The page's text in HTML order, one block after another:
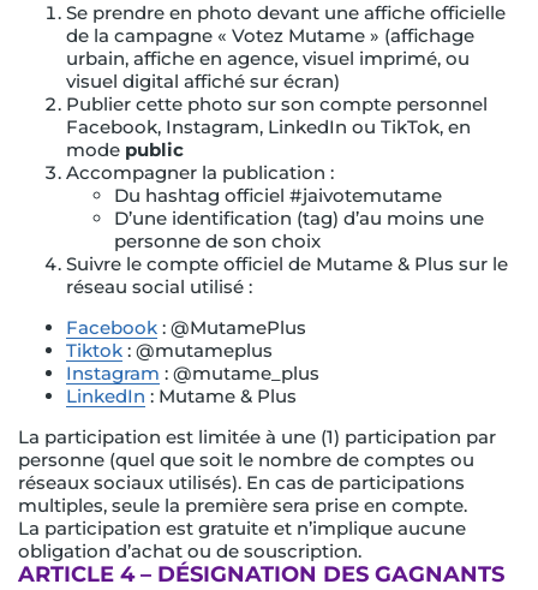
Se prendre en photo devant une affiche officielle
de la campagne « Votez Mutame » (affichage
urbain, affiche en agence, visuel imprimé, ou
visuel digital affiché sur écran)
Publier cette photo sur son compte personnel
Facebook, Instagram, LinkedIn ou TikTok, en
mode public
Accompagner la publication :
Du hashtag officiel #jaivotemutame
D’une identification (tag) d’au moins une
personne de son choix
Suivre le compte officiel de Mutame & Plus sur le
réseau social utilisé :
Facebook : @MutamePlus
Tiktok : @mutameplus
Instagram : @mutame_plus
LinkedIn : Mutame & Plus
La participation est limitée à une (1) participation par
personne (quel que soit le nombre de comptes ou
réseaux sociaux utilisés). En cas de participations
multiples, seule la première sera prise en compte.
La participation est gratuite et n’implique aucune
obligation d’achat ou de souscription.
ARTICLE 4 – DÉSIGNATION DES GAGNANTS